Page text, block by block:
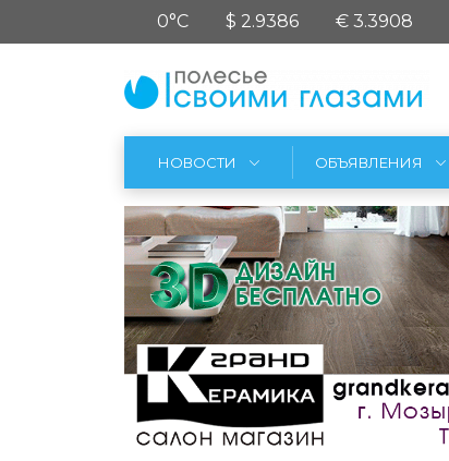
0°C $ 2.9386 € 3.3908
НОВОСТИ ОБЪЯВЛЕНИЯ